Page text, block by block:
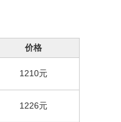
价格
1210元
1226元